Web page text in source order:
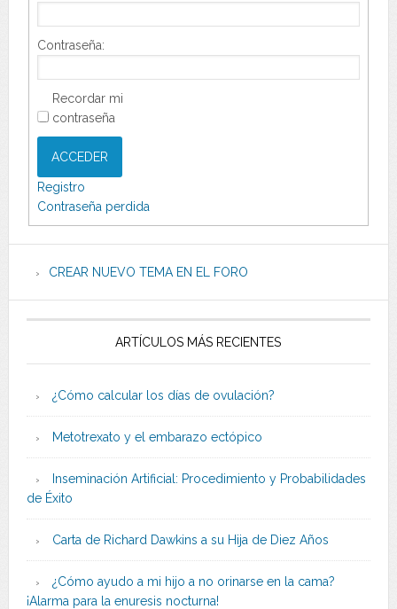
Contraseña:
Recordar mi
contraseña
ACCEDER
Registro
Contraseña perdida
CREAR NUEVO TEMA EN EL FORO
ARTÍCULOS MÁS RECIENTES
¿Cómo calcular los días de ovulación?
Metotrexato y el embarazo ectópico
Inseminación Artificial: Procedimiento y Probabilidades
de Éxito
Carta de Richard Dawkins a su Hija de Diez Años
¿Cómo ayudo a mi hijo a no orinarse en la cama?
¡Alarma para la enuresis nocturna!